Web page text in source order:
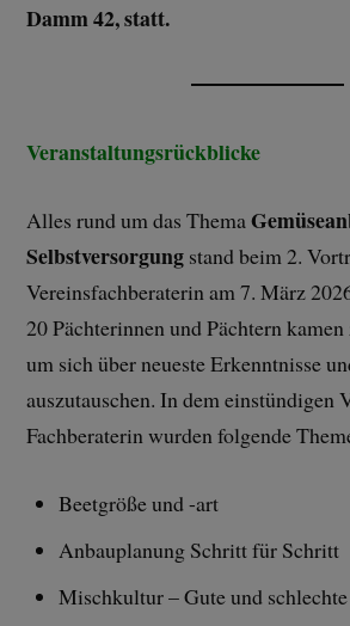
Damm 42, statt.
Veranstaltungsrückblicke
Alles rund um das Thema
Selbstversorgung stand beim 2.
Vereinsfachberaterin am 7. März
20 Pächterinnen und Pächtern
um sich über neueste Erkenntnisse
auszutauschen. In dem einstündigen
Fachberaterin wurden folgende
Beetgröße und -art
Anbauplanung Schritt für Schritt
Mischkultur – Gute und